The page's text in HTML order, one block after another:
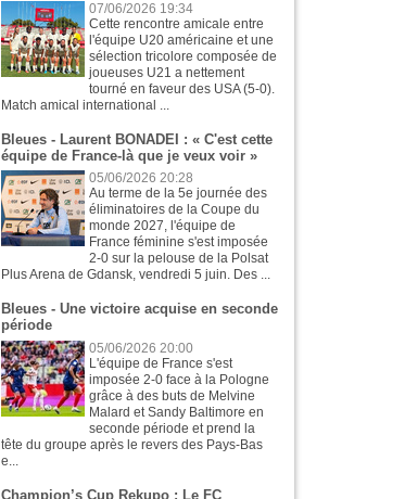
07/06/2026 19:34
Cette rencontre amicale entre
l'équipe U20 américaine et une
sélection tricolore composée de
joueuses U21 a nettement
tourné en faveur des USA (5-0).
Match amical international ...
Bleues - Laurent BONADEI : « C'est cette
équipe de France-là que je veux voir »
05/06/2026 20:28
Au terme de la 5e journée des
éliminatoires de la Coupe du
monde 2027, l'équipe de
France féminine s'est imposée
2-0 sur la pelouse de la Polsat
Plus Arena de Gdansk, vendredi 5 juin. Des ...
Bleues - Une victoire acquise en seconde
période
05/06/2026 20:00
L'équipe de France s'est
imposée 2-0 face à la Pologne
grâce à des buts de Melvine
Malard et Sandy Baltimore en
seconde période et prend la
tête du groupe après le revers des Pays-Bas
e...
Champion’s Cup Rekupo : Le FC